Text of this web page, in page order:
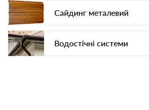
Сайдинг металевий
Водостічні системи